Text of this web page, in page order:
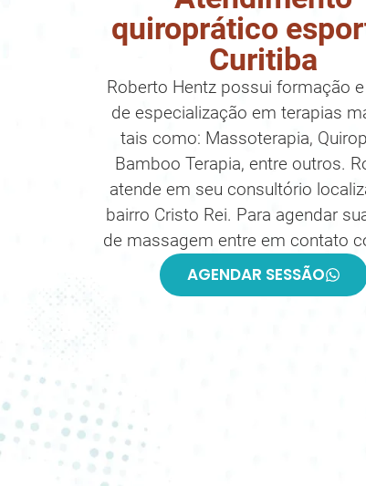
quiroprático
Curitiba
Roberto Hentz possui formação
de especialização em terapias
tais como: Massoterapia,
Bamboo Terapia, entre outros.
atende em seu consultório
bairro Cristo Rei. Para agendar
de massagem entre em contato
AGENDAR SESSÃO